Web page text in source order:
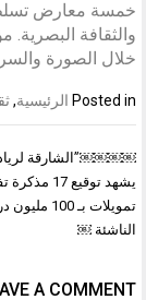
خمسة معارض تسلط
والثقافة
خلال الصورة
Posted in الرئيسية,
تصفّح
المقالات
يشهد توقيع 17
تمويلات بـ
الناشئة ￼
A COMMENT